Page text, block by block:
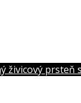
živicový prsteň